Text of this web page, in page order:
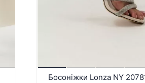
Босоніжки Lonza NY